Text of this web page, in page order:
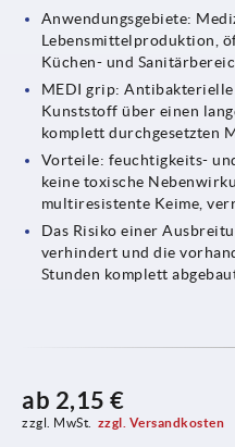
Anwendungsgebiete:
Lebensmittelproduktion,
Küchen- und
MEDI grip:
Kunststoff über einen
komplett durchgesetzten
Vorteile: feuchtigkeits-
keine toxische
multiresistente Keime,
Das Risiko einer
verhindert und die
Stunden komplett
ab 2,15 €
zzgl. MwSt. zzgl. Versandkosten